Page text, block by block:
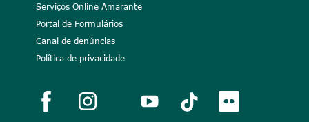
Serviços Online Amarante
Portal de Formulários
Canal de denúncias
Política de privacidade